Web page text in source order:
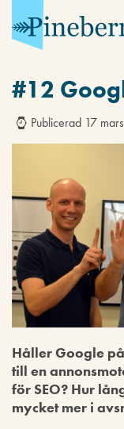
#12
Publicerad 17
Håller Google
till en
för SEO? Hur
mycket mer i